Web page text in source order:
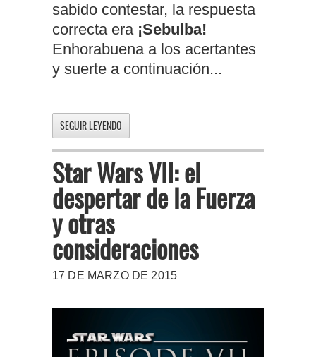
sabido contestar, la respuesta
correcta era ¡Sebulba!
Enhorabuena a los acertantes
y suerte a continuación...
SEGUIR LEYENDO
Star Wars VII: el
despertar de la Fuerza
y otras
consideraciones
17 DE MARZO DE 2015